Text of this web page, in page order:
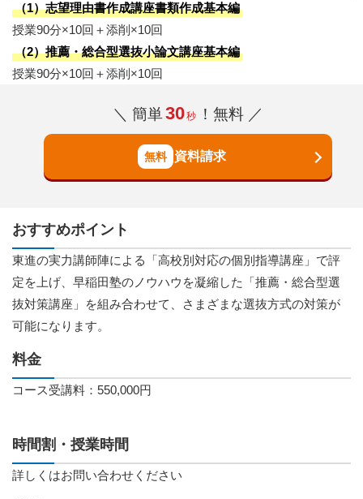
（1）志望理由書作成講座書類作成基本編
授業90分×10回＋添削×10回
（2）推薦・総合型選抜小論文講座基本編
授業90分×10回＋添削×10回
＼ 簡単30秒 ！無料 ／
資料請求
おすすめポイント
東進の実力講師陣による「高校別対応の個別指導講座」で評
定を上げ、早稲田塾のノウハウを凝縮した「推薦・総合型選
抜対策講座」を組み合わせて、さまざまな選抜方式の対策が
可能になります。
料金
コース受講料：550,000円
時間割・授業時間
詳しくはお問い合わせください